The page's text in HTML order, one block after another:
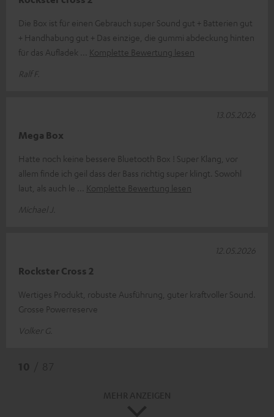
Die Box ist für einen Gebrauch super Sound gut + Batterien gut
+ Handhabung gut + Das einzige, die gummi abdeckung hinten
für das Aufladek
Komplette Bewertung lesen
Ralf F.
Mega Box
Hatte noch keine bessere Bluetooth Box ! Super Klang, vor
allem finde ich geil dass der Bass richtig super klingt. Sowohl
laut, als auch le
Komplette Bewertung lesen
Michael J.
13.05.2026
Rockster Cross 2
Wertiges Produkt, robuste Ausführung, guter kraftvoller Sound.
Grosse Powerreserve
Volker G.
12.05.2026